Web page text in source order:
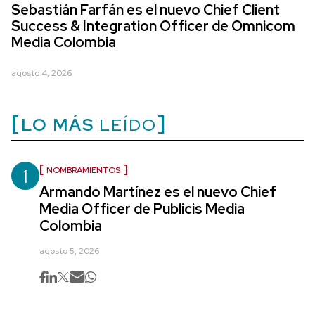
Sebastián Farfán es el nuevo Chief Client
Success & Integration Officer de Omnicom
Media Colombia
agosto 4, 2026
LO MÁS LEÍDO
1 NOMBRAMIENTOS
Armando Martínez es el nuevo Chief
Media Officer de Publicis Media
Colombia
agosto 5, 2026